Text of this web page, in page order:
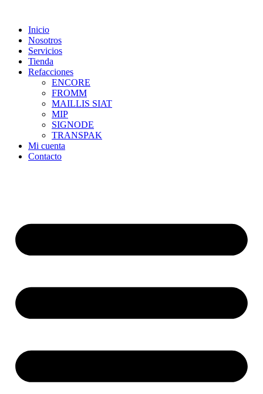
contentInicio
Nosotros
Servicios
Tienda
Refacciones
ENCORE
FROMM
MAILLIS SIAT
MIP
SIGNODE
TRANSPAK
Mi cuenta
Contacto